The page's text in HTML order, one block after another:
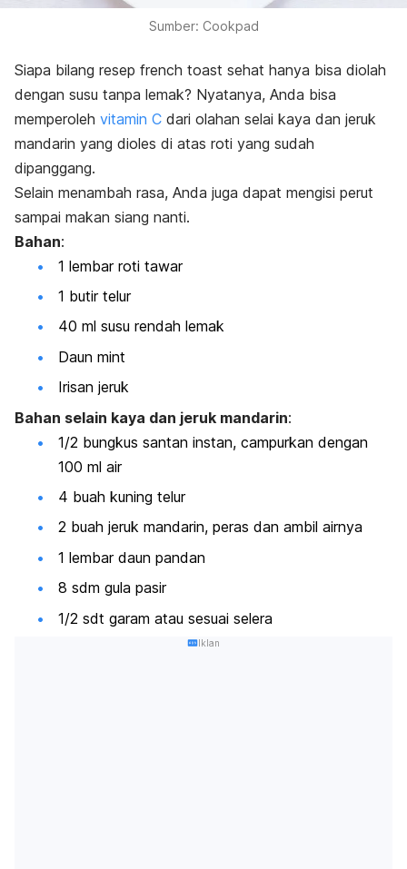
Sumber: Cookpad
Siapa bilang resep french toast sehat hanya bisa diolah
dengan susu tanpa lemak? Nyatanya, Anda bisa
memperoleh vitamin C dari olahan selai kaya dan jeruk
mandarin yang dioles di atas roti yang sudah
dipanggang.
Selain menambah rasa, Anda juga dapat mengisi perut
sampai makan siang nanti.
Bahan:
1 lembar roti tawar
1 butir telur
40 ml susu rendah lemak
Daun mint
Irisan jeruk
Bahan selain kaya dan jeruk mandarin:
1/2 bungkus santan instan, campurkan dengan
100 ml air
4 buah kuning telur
2 buah jeruk mandarin, peras dan ambil airnya
1 lembar daun pandan
8 sdm gula pasir
1/2 sdt garam atau sesuai selera
Iklan